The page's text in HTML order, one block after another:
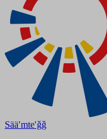
Sääʹmteʹǧǧ